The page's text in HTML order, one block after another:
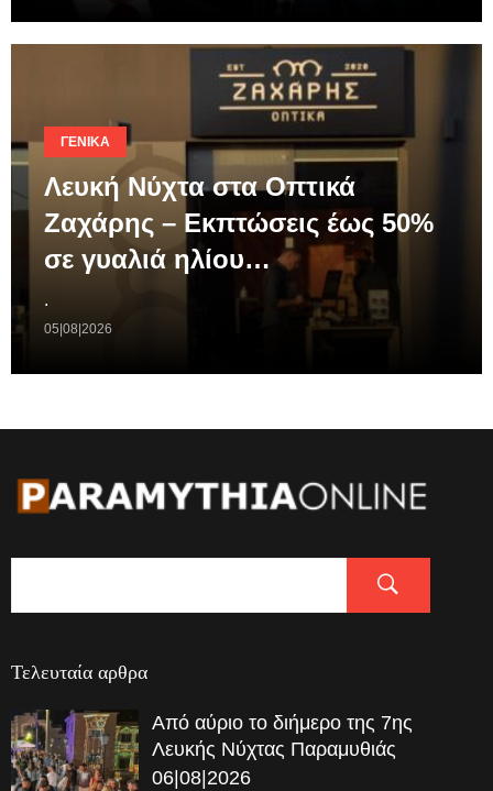
ΓΕΝΙΚΆ
Λευκή Νύχτα στα Οπτικά
Ζαχάρης – Εκπτώσεις έως 50%
σε γυαλιά ηλίου…
.
05|08|2026
Τελευταία αρθρα
Από αύριο το διήμερο της 7ης
Λευκής Νύχτας Παραμυθιάς
06|08|2026